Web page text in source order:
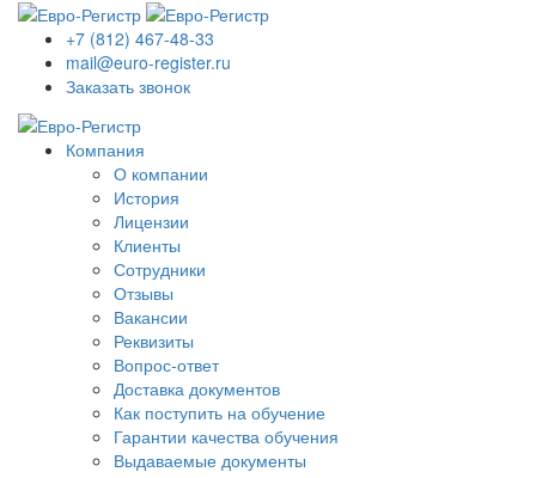
+7 (812) 467-48-33
mail@euro-register.ru
Заказать звонок
Компания
О компании
История
Лицензии
Клиенты
Сотрудники
Отзывы
Вакансии
Реквизиты
Вопрос-ответ
Доставка документов
Как поступить на обучение
Гарантии качества обучения
Выдаваемые документы